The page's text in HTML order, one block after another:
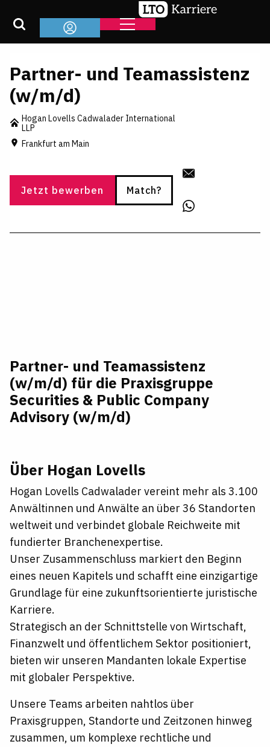
Partner- und Teamassistenz
(w/m/d)
Hogan Lovells Cadwalader International
LLP
Frankfurt am Main
Jetzt bewerben Match?
Partner- und Teamassistenz
(w/m/d) für die Praxisgruppe
Securities & Public Company
Advisory (w/m/d)
Über Hogan Lovells
Hogan Lovells Cadwalader vereint mehr als 3.100
Anwältinnen und Anwälte an über 36 Standorten
weltweit und verbindet globale Reichweite mit
fundierter Branchenexpertise.
Unser Zusammenschluss markiert den Beginn
eines neuen Kapitels und schafft eine einzigartige
Grundlage für eine zukunftsorientierte juristische
Karriere.
Strategisch an der Schnittstelle von Wirtschaft,
Finanzwelt und öffentlichem Sektor positioniert,
bieten wir unseren Mandanten lokale Expertise
mit globaler Perspektive.
Unsere Teams arbeiten nahtlos über
Praxisgruppen, Standorte und Zeitzonen hinweg
zusammen, um komplexe rechtliche und